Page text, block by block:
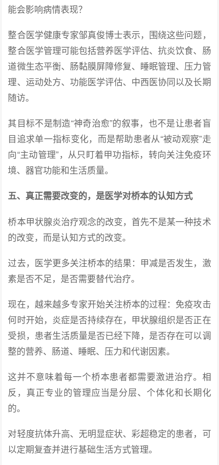
能会影响病情表现？
整合医学健康专家邹真俊博士表示，围绕这些问题，
整合医学管理可能包括营养医学评估、抗炎饮食、肠
道微生态平衡、肠黏膜屏障修复、睡眠管理、压力管
理、运动处方、功能医学评估、中西医协同以及长期
随访。
其目标不是制造“神奇治愈”的叙事，也不是让患者盲
目追求单一指标变化，而是帮助患者从“被动观察”走
向“主动管理”，从只盯着甲功指标，转向关注免疫环
境、器官功能和生活质量。
五、真正需要改变的，是医学对桥本的认知方式
桥本甲状腺炎治疗观念的改变，首先不是某一种技术
的改变，而是认知方式的改变。
过去，医学更多关注桥本的结果：甲减是否发生，激
素是否不足，是否需要替代治疗。
现在，越来越多专家开始关注桥本的过程：免疫攻击
何时开始，炎症是否持续存在，甲状腺组织是否正在
受损，患者生活质量是否已经下降，是否存在可以调
整的营养、肠道、睡眠、压力和代谢因素。
这并不意味着每一个桥本患者都需要激进治疗。相
反，真正专业的管理应当是分层、个体化和长期化
的。
对轻度抗体升高、无明显症状、彩超稳定的患者，可
以定期复查并进行基础生活方式管理。